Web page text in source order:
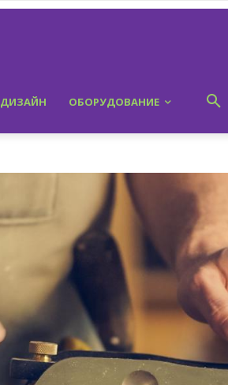
ДИЗАЙН ОБОРУДОВАНИЕ